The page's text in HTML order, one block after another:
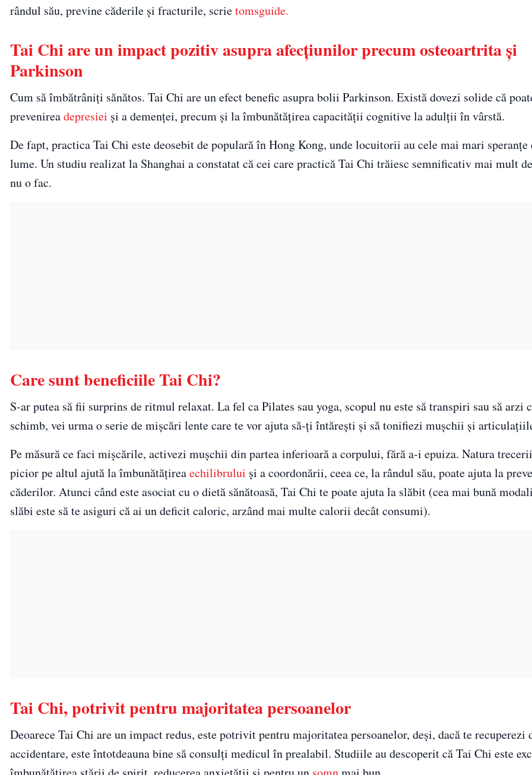
rândul său, previne căderile și fracturile, scrietomsguide.
Tai Chi are un impact pozitiv asupra afecțiunilor precum osteoartrita și
Parkinson
Cum să îmbătrâniți sănătos. Tai Chi are un efect benefic asupra bolii Parkinson. Există dovezi solide că
prevenireadepresiei și a demenței, precum și la îmbunătățirea capacității cognitive la adulții în vârstă.
De fapt, practica Tai Chi este deosebit de populară în Hong Kong, unde locuitorii au cele mai mari
lume. Un studiu realizat la Shanghai a constatat că cei care practică Tai Chi trăiesc semnificativ mai mult
nu o fac.
Care sunt beneficiile Tai Chi?
S-ar putea să fii surprins de ritmul relaxat. La fel ca Pilates sau yoga, scopul nu este să transpiri sau să arzi
schimb, vei urma o serie de mișcări lente care te vor ajuta să-ți întărești și să tonifiezi mușchii și
Pe măsură ce faci mișcările, activezi mușchii din partea inferioară a corpului, fără a-i epuiza. Natura
picior pe altul ajută la îmbunătățireaechilibrului și a coordonării, ceea ce, la rândul său, poate ajuta la
căderilor. Atunci când este asociat cu o dietă sănătoasă, Tai Chi te poate ajuta la slăbit (cea mai bună
slăbi este să te asiguri că ai un deficit caloric, arzând mai multe calorii decât consumi).
Tai Chi, potrivit pentru majoritatea persoanelor
Deoarece Tai Chi are un impact redus, este potrivit pentru majoritatea persoanelor, deși, dacă te recuperezi
accidentare, este întotdeauna bine să consulți medicul în prealabil. Studiile au descoperit că Tai Chi este